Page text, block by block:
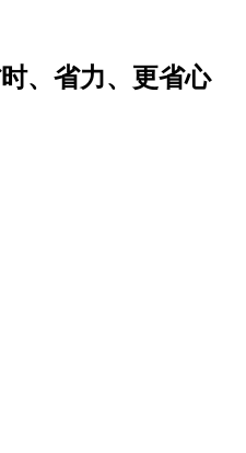
、省力、更省心